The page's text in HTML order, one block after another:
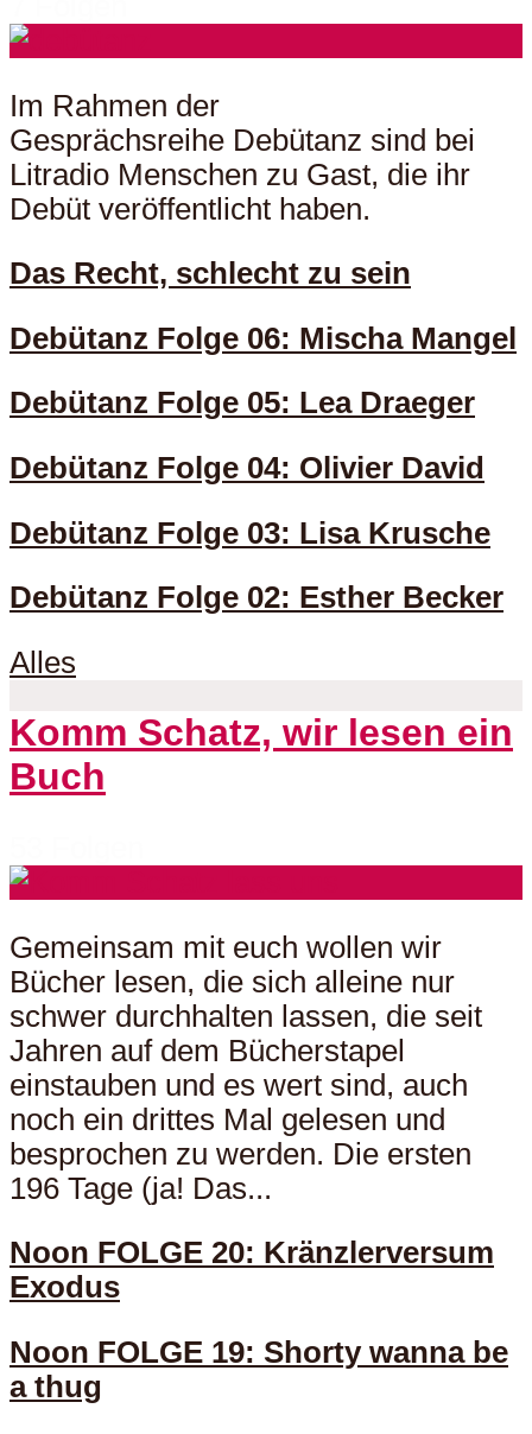
Im Rahmen der
Gesprächsreihe Debütanz sind bei
Litradio Menschen zu Gast, die ihr
Debüt veröffentlicht haben.
Das Recht, schlecht zu sein
Debütanz Folge 06: Mischa Mangel
Debütanz Folge 05: Lea Draeger
Debütanz Folge 04: Olivier David
Debütanz Folge 03: Lisa Krusche
Debütanz Folge 02: Esther Becker
Alles
Komm Schatz, wir lesen ein
Buch
Gemeinsam mit euch wollen wir
Bücher lesen, die sich alleine nur
schwer durchhalten lassen, die seit
Jahren auf dem Bücherstapel
einstauben und es wert sind, auch
noch ein drittes Mal gelesen und
besprochen zu werden. Die ersten
196 Tage (ja! Das...
Noon FOLGE 20: Kränzlerversum
Exodus
Noon FOLGE 19: Shorty wanna be
a thug